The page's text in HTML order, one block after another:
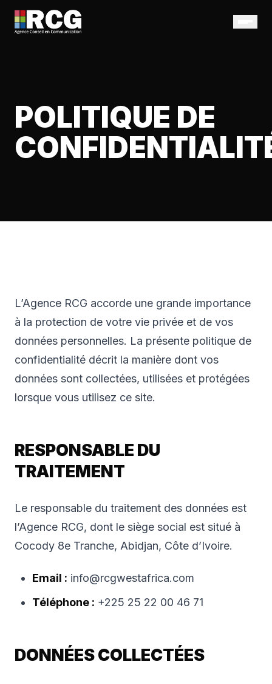
POLITIQUE DE
L’Agence RCG accorde une grande importance
à la protection de votre vie privée et de vos
données personnelles. La présente politique de
confidentialité décrit la manière dont vos
données sont collectées, utilisées et protégées
lorsque vous utilisez ce site.
RESPONSABLE DU
TRAITEMENT
Le responsable du traitement des données est
l’Agence RCG, dont le siège social est situé à
Cocody 8e Tranche, Abidjan, Côte d’Ivoire.
Email : info@rcgwestafrica.com
Téléphone : +225 25 22 00 46 71
DONNÉES COLLECTÉES